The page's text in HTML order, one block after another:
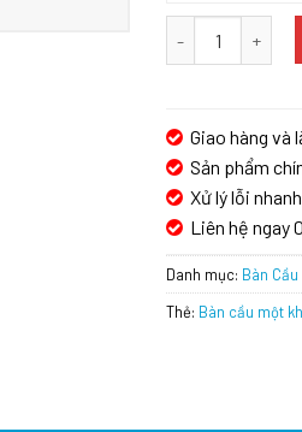
Bàn cầu một
Giao hàng và
Sản phẩm
Xử lý lỗi
Liên hệ ngay
Danh mục: Bàn Cầu
Thẻ: Bàn cầu một